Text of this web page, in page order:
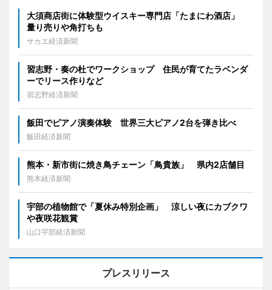
大須商店街に体験型ウイスキー専門店「たまにわ酒店」
量り売りや角打ちも
サカエ経済新聞
習志野・奏の杜でワークショップ 住民が育てたラベンダ
ーでリース作りなど
習志野経済新聞
飯田でピアノ演奏体験 世界三大ピアノ2台を弾き比べ
飯田経済新聞
熊本・新市街に焼き鳥チェーン「鳥貴族」 県内2店舗目
熊本経済新聞
宇部の植物館で「夏休み特別企画」 涼しい夜にカブクワ
や夜咲花観賞
山口宇部経済新聞
プレスリリース